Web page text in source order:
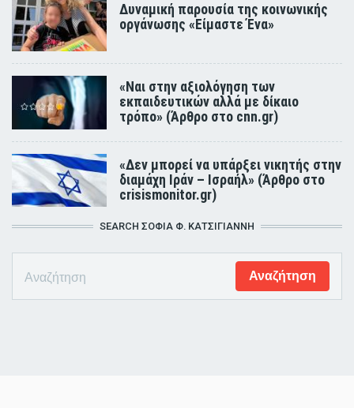
Δυναμική παρουσία της κοινωνικής
οργάνωσης «Είμαστε Ένα»
«Ναι στην αξιολόγηση των
εκπαιδευτικών αλλά με δίκαιο
τρόπο» (Άρθρο στο cnn.gr)
«Δεν μπορεί να υπάρξει νικητής στην
διαμάχη Ιράν – Ισραήλ» (Άρθρο στο
crisismonitor.gr)
SEARCH ΣΟΦΊΑ Φ. ΚΑΤΣΊΓΙΑΝΝΗ